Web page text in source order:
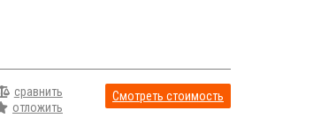
сравнить
отложить
Смотреть стоимость